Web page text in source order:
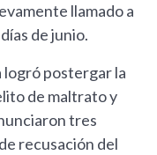
llamado a
de junio.
logró postergar la
de maltrato y
tres
recusación del